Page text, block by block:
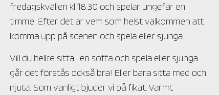
fredagskvällen kl 18.30 och spelar ungefär en
timme. Efter det är vem som helst välkommen att
komma upp på scenen och spela eller sjunga.
Vill du hellre sitta i en soffa och spela eller sjunga
går det förstås också bra! Eller bara sitta med och
njuta. Som vanligt bjuder vi på fikat. Varmt